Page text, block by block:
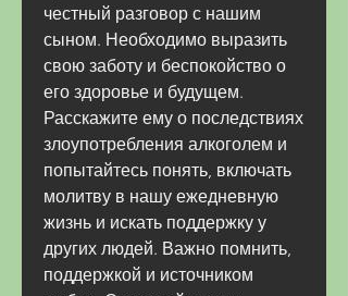
честный разговор с нашим
сыном. Необходимо выразить
свою заботу и беспокойство о
его здоровье и будущем.
Расскажите ему о последствиях
злоупотребления алкоголем и
попытайтесь понять, включать
молитву в нашу ежедневную
жизнь и искать поддержку у
других людей. Важно помнить,
поддержкой и источником